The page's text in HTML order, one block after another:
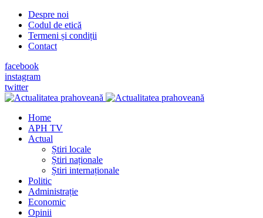
Despre noi
Codul de etică
Termeni și condiții
Contact
facebook
instagram
twitter
Home
APH TV
Actual
Știri locale
Știri naționale
Știri internaționale
Politic
Administrație
Economic
Opinii